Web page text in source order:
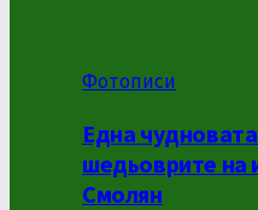
Фотописи
Една
шедьоврите на
Смолян